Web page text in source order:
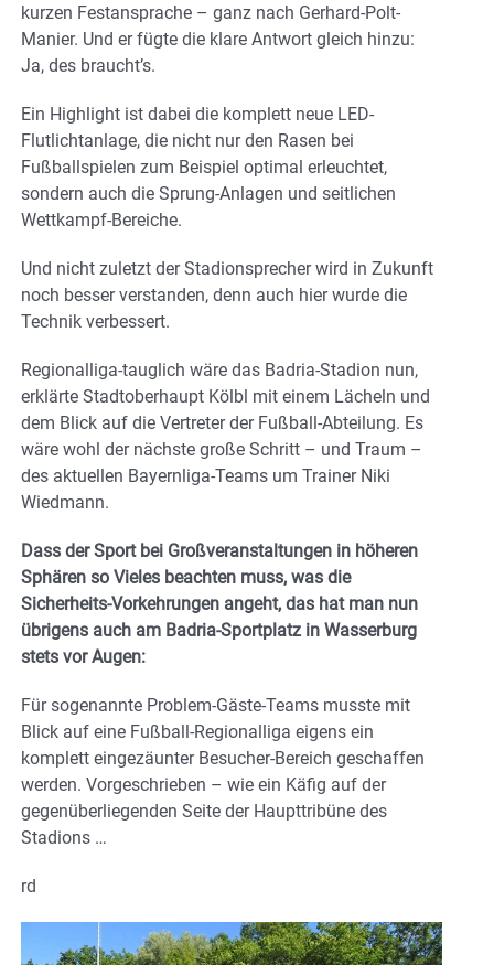
kurzen Festansprache – ganz nach Gerhard-Polt-
Manier. Und er fügte die klare Antwort gleich hinzu:
Ja, des braucht’s.
Ein Highlight ist dabei die komplett neue LED-
Flutlichtanlage, die nicht nur den Rasen bei
Fußballspielen zum Beispiel optimal erleuchtet,
sondern auch die Sprung-Anlagen und seitlichen
Wettkampf-Bereiche.
Und nicht zuletzt der Stadionsprecher wird in Zukunft
noch besser verstanden, denn auch hier wurde die
Technik verbessert.
Regionalliga-tauglich wäre das Badria-Stadion nun,
erklärte Stadtoberhaupt Kölbl mit einem Lächeln und
dem Blick auf die Vertreter der Fußball-Abteilung. Es
wäre wohl der nächste große Schritt – und Traum –
des aktuellen Bayernliga-Teams um Trainer Niki
Wiedmann.
Dass der Sport bei Großveranstaltungen in höheren
Sphären so Vieles beachten muss, was die
Sicherheits-Vorkehrungen angeht, das hat man nun
übrigens auch am Badria-Sportplatz in Wasserburg
stets vor Augen:
Für sogenannte Problem-Gäste-Teams musste mit
Blick auf eine Fußball-Regionalliga eigens ein
komplett eingezäunter Besucher-Bereich geschaffen
werden. Vorgeschrieben – wie ein Käfig auf der
gegenüberliegenden Seite der Haupttribüne des
Stadions …
rd